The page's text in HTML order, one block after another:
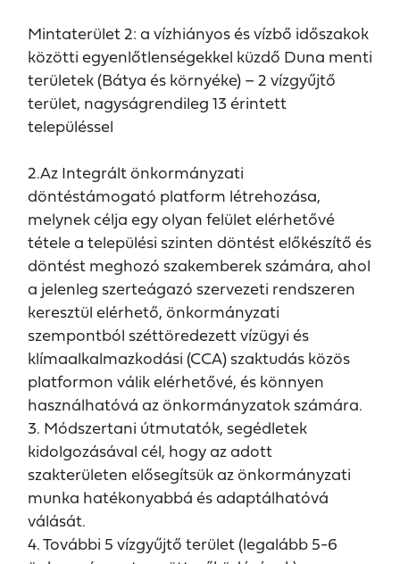
Mintaterület 2: a vízhiányos és vízbő időszakok
közötti egyenlőtlenségekkel küzdő Duna menti
területek (Bátya és környéke) – 2 vízgyűjtő
terület, nagyságrendileg 13 érintett
településsel
2.Az Integrált önkormányzati
döntéstámogató platform létrehozása,
melynek célja egy olyan felület elérhetővé
tétele a települési szinten döntést előkészítő és
döntést meghozó szakemberek számára, ahol
a jelenleg szerteágazó szervezeti rendszeren
keresztül elérhető, önkormányzati
szempontból széttöredezett vízügyi és
klímaalkalmazkodási (CCA) szaktudás közös
platformon válik elérhetővé, és könnyen
használhatóvá az önkormányzatok számára.
3. Módszertani útmutatók, segédletek
kidolgozásával cél, hogy az adott
szakterületen elősegítsük az önkormányzati
munka hatékonyabbá és adaptálhatóvá
válását.
4. További 5 vízgyűjtő terület (legalább 5-6